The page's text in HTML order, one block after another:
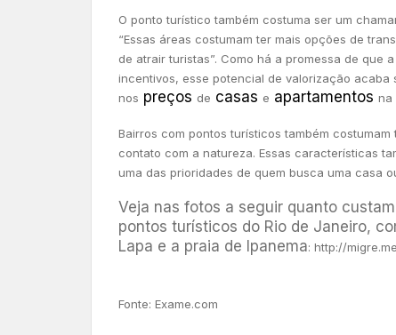
O ponto turístico também costuma ser um
“Essas áreas costumam ter mais opções de
de atrair turistas”. Como há a promessa de que
incentivos, esse potencial de valorização acaba
nos preços de casas e apartamentos na
Bairros com pontos turísticos também
contato com a natureza. Essas características
uma das prioridades de quem busca uma casa
Veja nas fotos a seguir quanto
pontos turísticos do Rio de Janeiro,
Lapa e a praia de Ipanema: http://
Fonte: Exame.com